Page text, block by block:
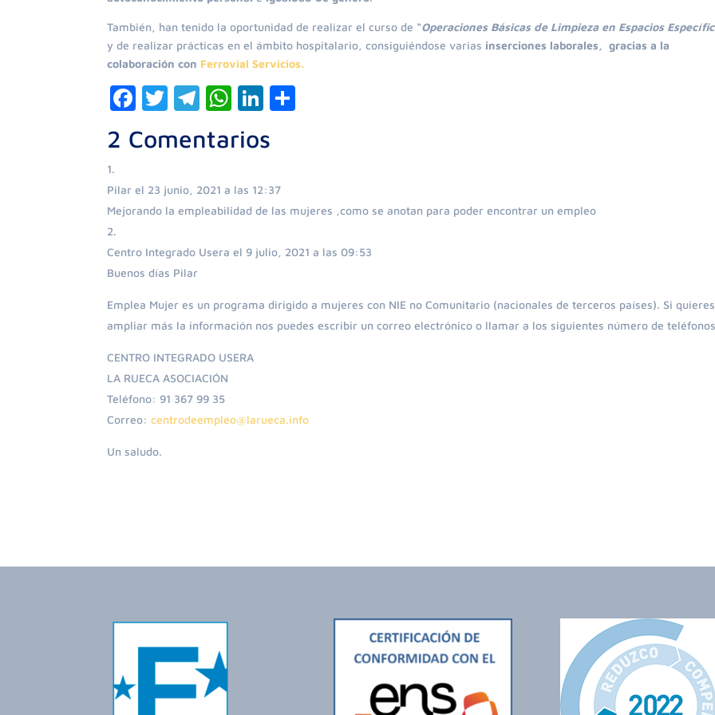
También, han tenido la oportunidad de realizar el curso de “Operaciones Básicas de Limpieza en Espacios
y de realizar prácticas en el ámbito hospitalario, consiguiéndose varias inserciones laborales, gracias a la
colaboración con Ferrovial Servicios.
F
a
c
b
o
k
T
itt
T
el
e
a
W
h
at
A
p
Li
k
dI
ar
ti
r
2 Comentarios
Pilar el 23 junio, 2021 a las 12:37
Mejorando la empleabilidad de las mujeres ,como se anotan para poder encontrar un empleo
Centro Integrado Usera el 9 julio, 2021 a las 09:53
Buenos días Pilar
Emplea Mujer es un programa dirigido a mujeres con NIE no Comunitario (nacionales de terceros países). Si quieres
ampliar más la información nos puedes escribir un correo electrónico o llamar a los siguientes número de
CENTRO INTEGRADO USERA
LA RUECA ASOCIACIÓN
Teléfono: 91 367 99 35
Correo:centrodeempleo@larueca.info
Un saludo.